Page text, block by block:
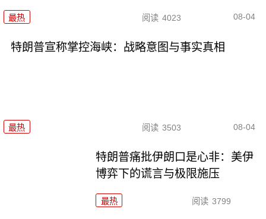
最热 阅读 4023 08-04
特朗普宣称掌控海峡：战略意图与事实真相
最热 阅读 3503 08-04
特朗普痛批伊朗口是心非：美伊
博弈下的谎言与极限施压
最热 阅读 3799